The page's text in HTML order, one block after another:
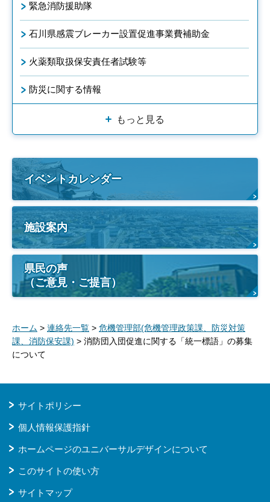
緊急消防援助隊
石川県感震ブレーカー設置促進事業費補助金
火薬類取扱保安責任者試験等
防災に関する情報
もっと見る
イベントカレンダー
施設案内
県民の声
（ご意見・ご提言）
ホーム > 連絡先一覧 > 危機管理部(危機管理政策課、防災対策
課、消防保安課) > 消防団入団促進に関する「統一標語」の募集
について
サイトポリシー
個人情報保護指針
ホームページのユニバーサルデザインについて
このサイトの使い方
サイトマップ